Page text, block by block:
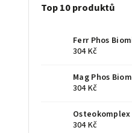
Top 10 produktů
Ferr Phos
304 Kč
Mag Phos
304 Kč
304 Kč